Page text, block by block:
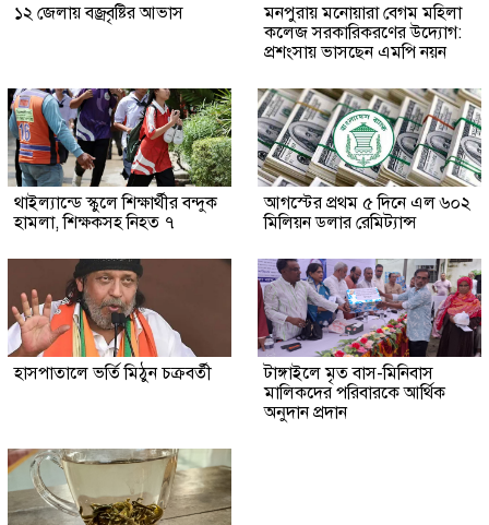
১২ জেলায় বজ্রবৃষ্টির আভাস
মনপুরায় মনোয়ারা বেগম মহিলা
কলেজ সরকারিকরণের উদ্যোগ:
প্রশংসায় ভাসছেন এমপি নয়ন
থাইল্যান্ডে স্কুলে শিক্ষার্থীর বন্দুক
হামলা, শিক্ষকসহ নিহত ৭
আগস্টের প্রথম ৫ দিনে এল ৬০২
মিলিয়ন ডলার রেমিট্যান্স
হাসপাতালে ভর্তি মিঠুন চক্রবর্তী
টাঙ্গাইলে মৃত বাস-মিনিবাস
মালিকদের পরিবারকে আর্থিক
অনুদান প্রদান